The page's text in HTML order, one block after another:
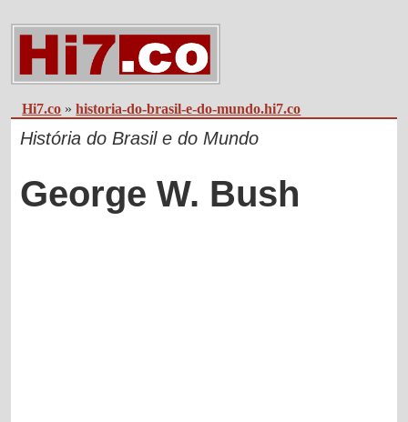
Hi7.co »historia-do-brasil-e-do-mundo.hi7.co
História do Brasil e do Mundo
George W. Bush